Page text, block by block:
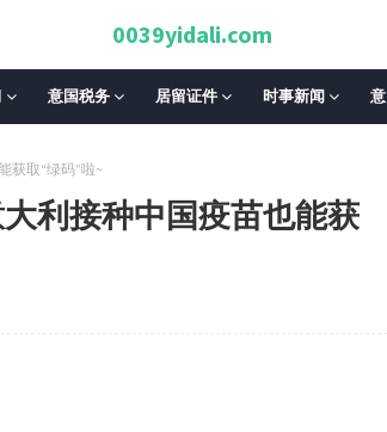
0039yidali.com
意国税务 居留证件 时事新闻
获取“绿码”啦~
利接种中国疫苗也能获